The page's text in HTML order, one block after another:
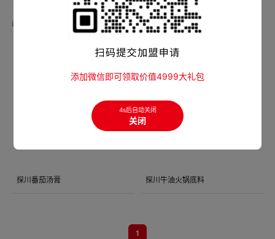
探川番茄汤膏 探川牛油火锅底料
1
添加微信即可领取价值4999大礼包
4s后自动关闭
关闭